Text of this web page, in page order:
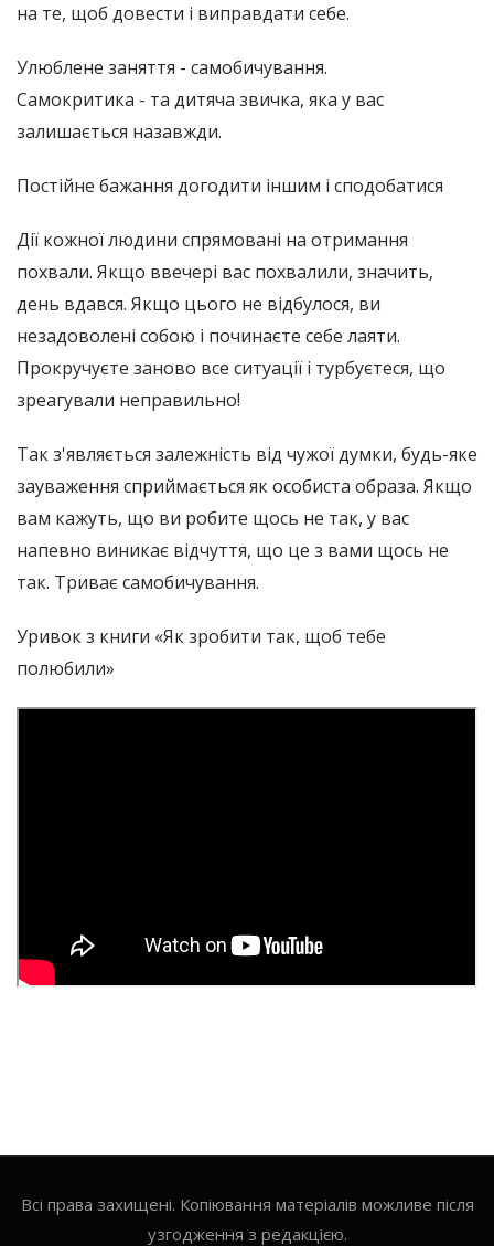
на те, щоб довести і виправдати себе.
Улюблене заняття - самобичування.
Самокритика - та дитяча звичка, яка у вас
залишається назавжди.
Постійне бажання догодити іншим і сподобатися
Дії кожної людини спрямовані на отримання
похвали. Якщо ввечері вас похвалили, значить,
день вдався. Якщо цього не відбулося, ви
незадоволені собою і починаєте себе лаяти.
Прокручуєте заново все ситуації і турбуєтеся, що
зреагували неправильно!
Так з'являється залежність від чужої думки, будь-яке
зауваження сприймається як особиста образа. Якщо
вам кажуть, що ви робите щось не так, у вас
напевно виникає відчуття, що це з вами щось не
так. Триває самобичування.
Уривок з книги «Як зробити так, щоб тебе
полюбили»
Всі права захищені. Копіювання матеріалів можливе після
узгодження з редакцією.